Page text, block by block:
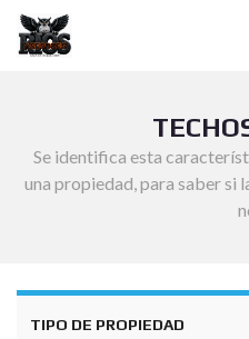
Se identifica esta
una propiedad, para saber si
TIPO DE PROPIEDAD